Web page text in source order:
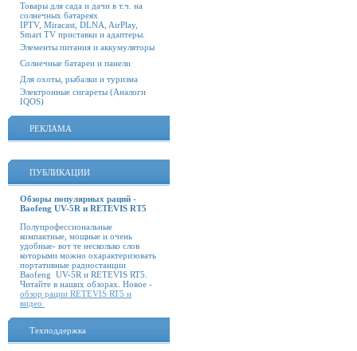
Товары для сада и дачи в т.ч. на
солнечных батареях
IPTV, Miracast, DLNA, AirPlay,
Smart TV приставки и адаптеры.
Элементы питания и аккумуляторы
Солнечные батареи и панели
Для охоты, рыбалки и туризма
Электронные сигареты (Аналоги
IQOS)
РЕКЛАМА
ПУБЛИКАЦИИ
Обзоры популярных раций -
Baofeng UV-5R и RETEVIS RT5
Полупрофессиональные
компактные, мощные и очень
удобные- вот те несколько слов
которыми можно охарактеризовать
портативные радиостанции
Baofeng UV-5R и RETEVIS RT5.
Читайте в наших обзорах. Новое -
обзор рации RETEVIS RT5 и
видео
Техподдержка